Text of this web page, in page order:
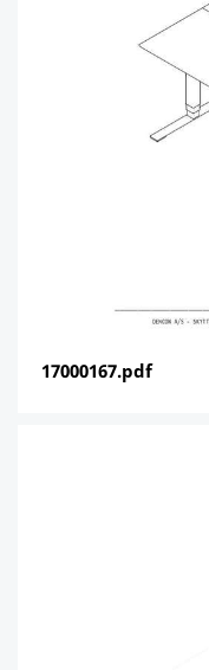
17000167.pdf